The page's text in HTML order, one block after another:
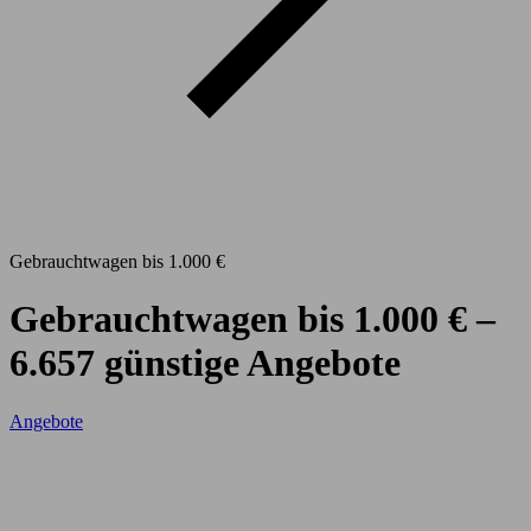
Gebrauchtwagen bis 1.000 €
Gebrauchtwagen bis 1.000 € –
6.657 günstige Angebote
Angebote